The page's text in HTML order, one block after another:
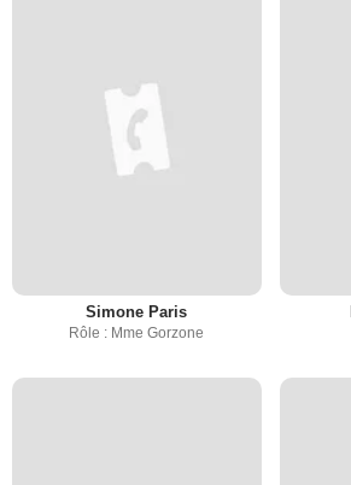
Simone Paris
Rôle : Mme Gorzone